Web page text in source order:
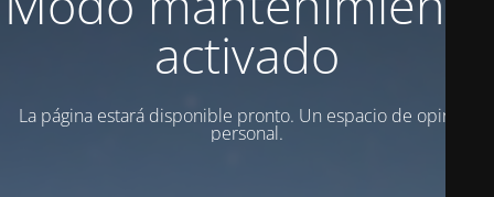
activado
La página estará disponible pronto. Un espacio de opinion
personal.